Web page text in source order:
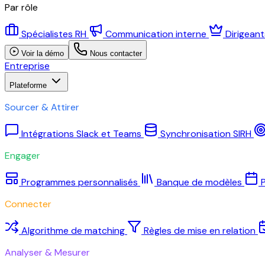
Par rôle
Spécialistes RH Communication interne
Voir la démo Nous contacter
Entreprise
Plateforme
Sourcer & Attirer
Intégrations Slack et Teams
Synchronisation SIRH
Engager
Programmes personnalisés Banque de modèles
Connecter
Algorithme de matching
Règles de mise en relation
Analyser & Mesurer